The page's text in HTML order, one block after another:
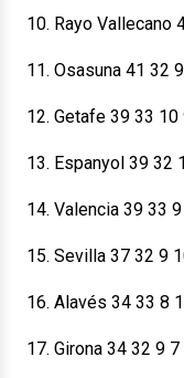
10. Rayo Vallecano
11. Osasuna 41 32
12. Getafe 39 33 10
13. Espanyol 39 32
14. Valencia 39 33
15. Sevilla 37 32 9
16. Alavés 34 33 8
17. Girona 34 32 9